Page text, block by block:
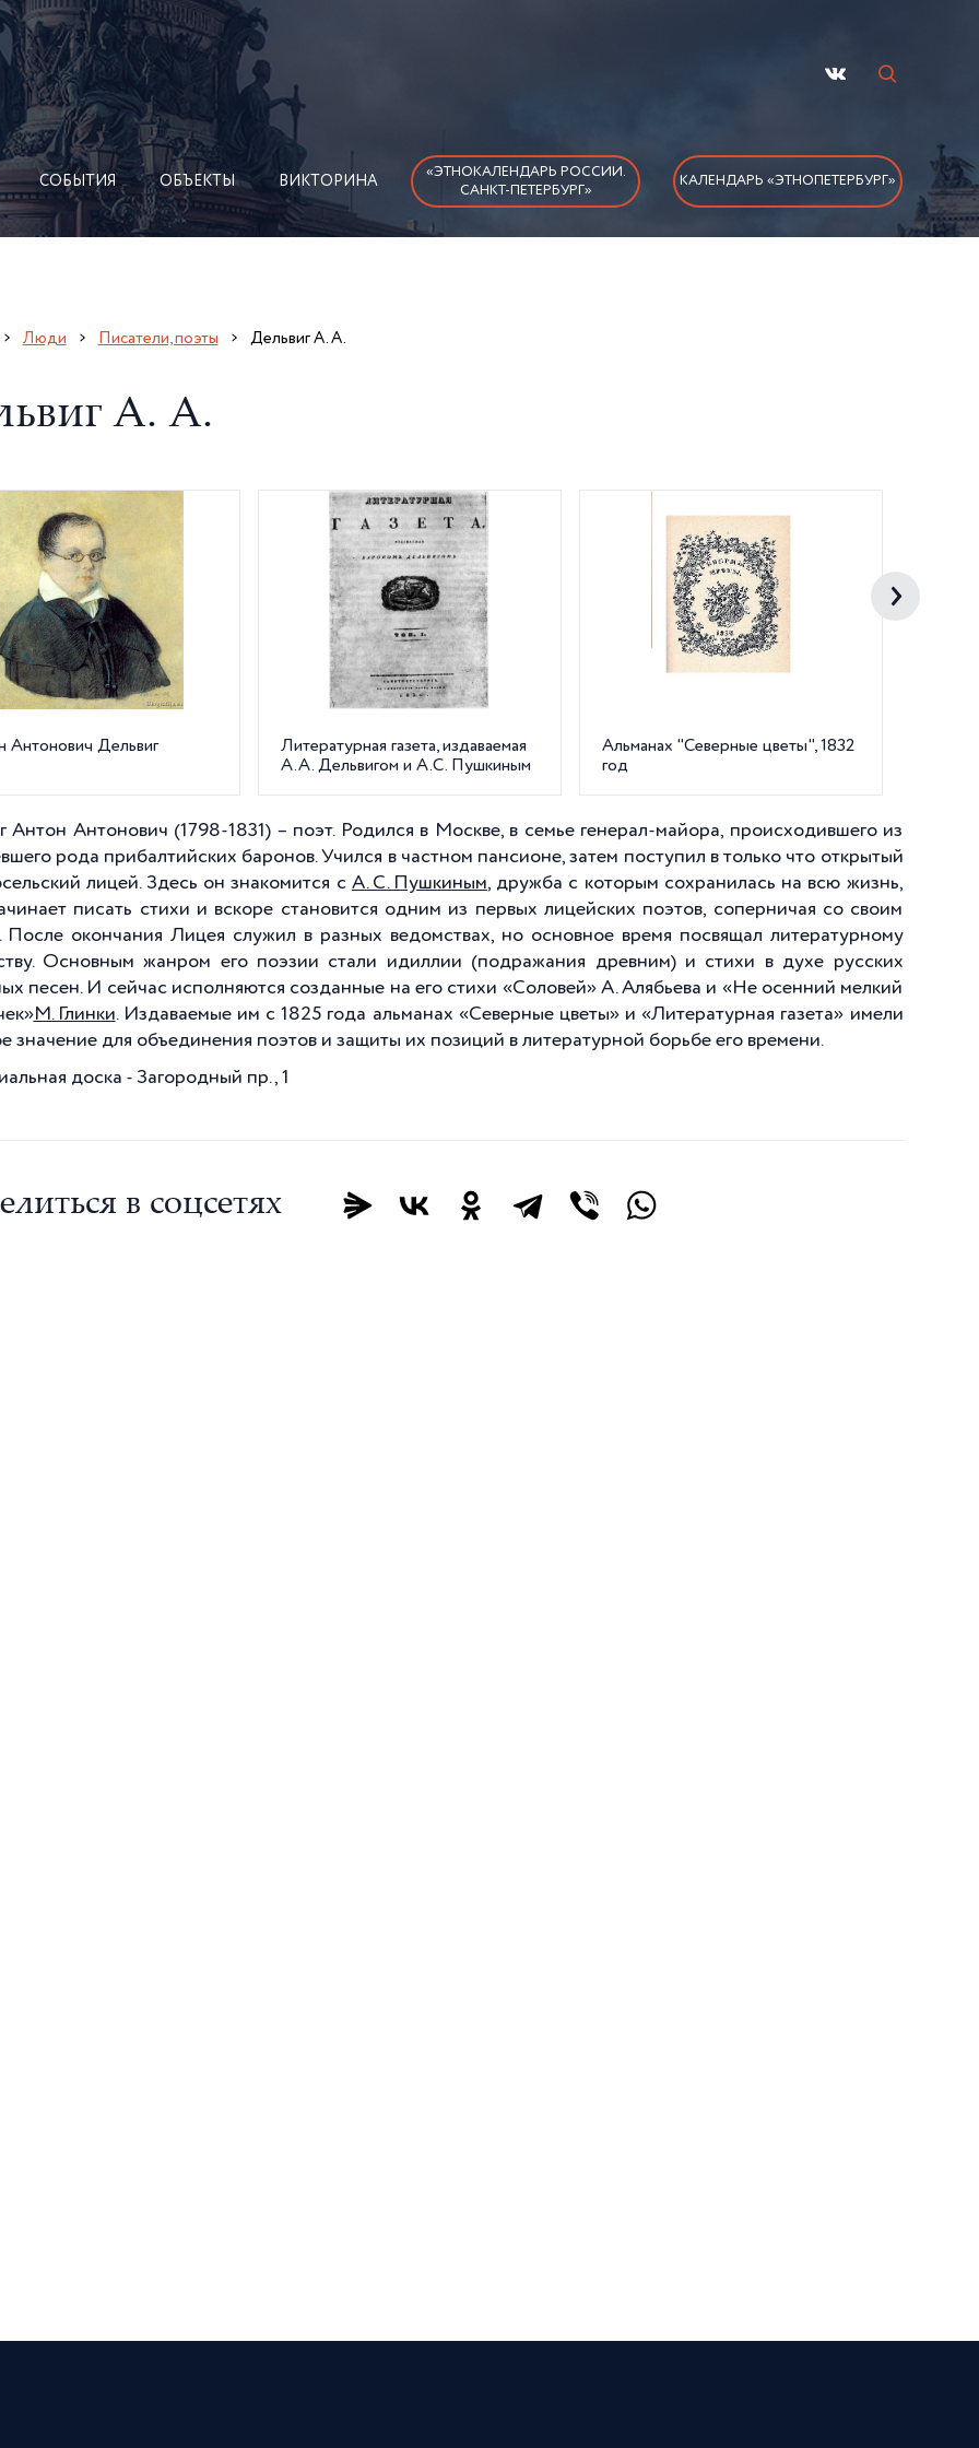
СОБЫТИЯ ОБЪЕКТЫ ВИКТОРИНА
«ЭТНОКАЛЕНДАРЬ РОССИИ.
САНКТ-ПЕТЕРБУРГ»
КАЛЕНДАРЬ «ЭТНОПЕТЕРБУРГ»
Люди Писатели, поэты Дельвиг А. А.
А. А.
Антонович Дельвиг
Литературная газета, издаваемая
А.А. Дельвигом и А.С. Пушкиным
Альманах "Северные цветы", 1832
год
Антон Антонович (1798-1831) – поэт. Родился в Москве, в семье генерал-майора, происходившего из
рода прибалтийских баронов. Учился в частном пансионе, затем поступил в только что открытый
лицей. Здесь он знакомится с А. С. Пушкиным, дружба с которым сохранилась на всю жизнь,
писать стихи и вскоре становится одним из первых лицейских поэтов, соперничая со своим
После окончания Лицея служил в разных ведомствах, но основное время посвящал литературному
Основным жанром его поэзии стали идиллии (подражания древним) и стихи в духе русских
песен. И сейчас исполняются созданные на его стихи «Соловей» А. Алябьева и «Не осенний мелкий
М. Глинки. Издаваемые им с 1825 года альманах «Северные цветы» и «Литературная газета» имели
значение для объединения поэтов и защиты их позиций в литературной борьбе его времени.
доска - Загородный пр., 1
в соцсетях